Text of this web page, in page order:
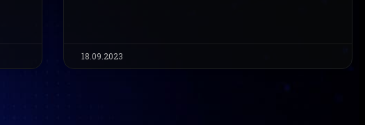
18.09.2023